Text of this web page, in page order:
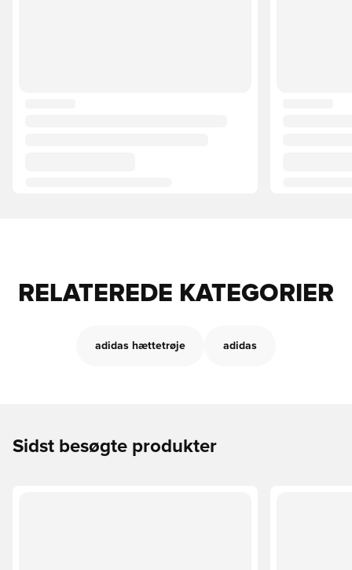
RELATEREDE KATEGORIER
adidas hættetrøje adidas
Sidst besøgte produkter